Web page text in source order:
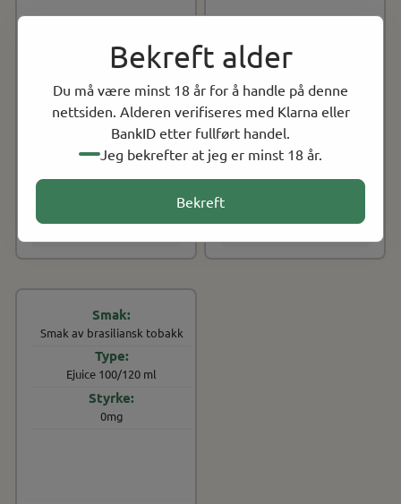
Bekreft alder
Du må være minst 18 år for å handle på denne
nettsiden. Alderen verifiseres med Klarna eller
BankID etter fullført handel.
Jeg bekrefter at jeg er minst 18 år.
Bekreft
Five Pawns - Royal
Tobacco Havana, Ejuice
På lager
Five Pawns
Five Pawns - Kingside
Tobacco Burley, Ejuice
...
NOK 279.00
Smak av brasiliansk tobakk
Ejuice 100/120 ml
0mg